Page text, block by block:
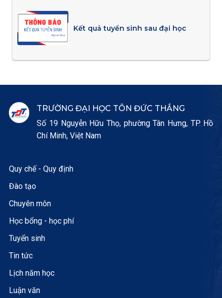
Kết quả tuyển sinh sau đại học
TRƯỜNG ĐẠI HỌC TÔN ĐỨC THẮNG
Số 19 Nguyễn Hữu Thọ, phường Tân Hưng, TP. Hồ
Chí Minh, Việt Nam
Quy chế - Quy định
Đào tạo
Chuyên môn
Học bổng - học phí
Tuyển sinh
Tin tức
Lịch năm học
Luận văn